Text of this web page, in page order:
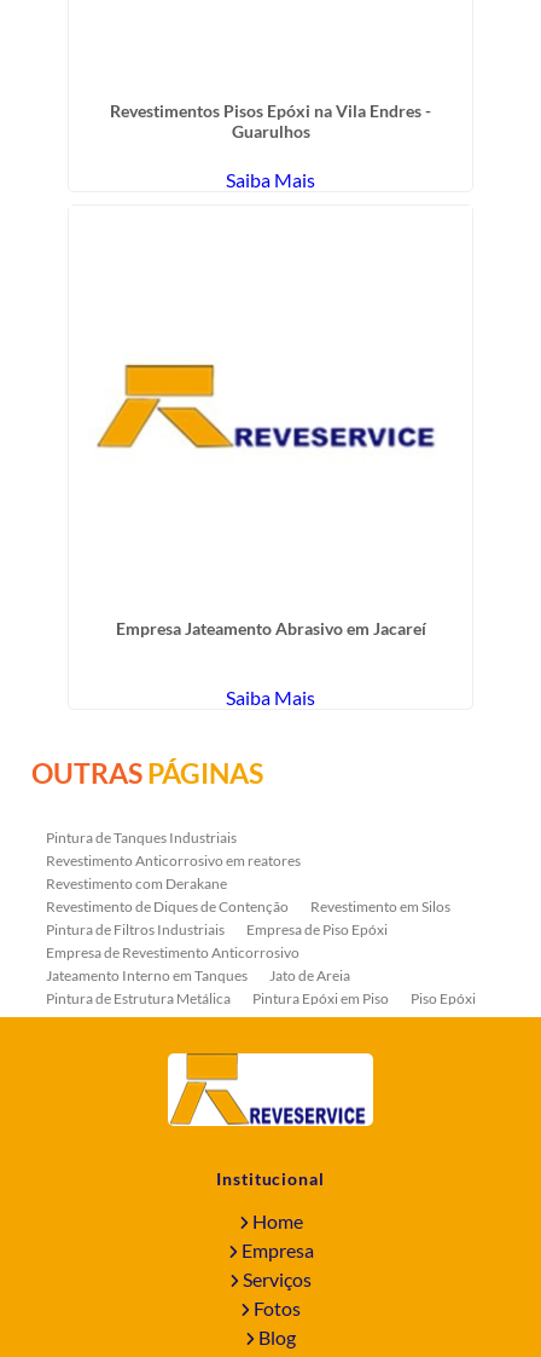
Revestimentos Pisos Epóxi na Vila Endres -
Guarulhos
Saiba Mais
Empresa Jateamento Abrasivo em Jacareí
Saiba Mais
OUTRASPÁGINAS
Pintura de Tanques Industriais
Revestimento Anticorrosivo em reatores
Revestimento com Derakane
Revestimento de Diques de Contenção
Revestimento em Silos
Pintura de Filtros Industriais
Empresa de Piso Epóxi
Empresa de Revestimento Anticorrosivo
Jateamento Interno em Tanques
Jato de Areia
Pintura de Estrutura Metálica
Pintura Epóxi em Piso
Piso Epóxi
Piso Epóxi Autonivelante
Revestimento E-coat em Serpentinas
Revestimentos Anticorrosivos em Tanques
Revestimentos Anticorrosivos em Trocadores de Calor
Revestimentos em Tanques
Revestimentos Fenólicos
Empresa Jateamento Abrasivo
Jateamento Abrasivo
Jateamento Abrasivo em Bombas
Jateamento Abrasivo Industrial
Jateamento com Granalha de Aço
Jateamento com Microesfera de Vidro
Pintura de Equipamentos Industriais
Pintura de Máquinas Industriais
Pintura de Reator Industrial
Institucional
Home
Empresa
Serviços
Fotos
Blog